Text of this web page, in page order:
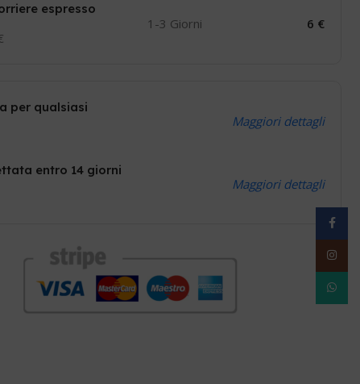
espresso
1-3 Giorni 6 €
per qualsiasi
Maggiori dettagli
entro 14 giorni
Maggiori dettagli